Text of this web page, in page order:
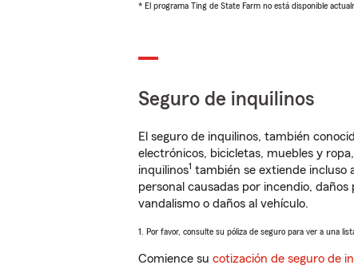
* El programa Ting de State Farm no está disponible
Seguro de inquilinos
El seguro de inquilinos, también
electrónicos, bicicletas, muebles y
inquilinos1 también se extiende incluso
personal causadas por incendio,
vandalismo o daños al vehículo.
1. Por favor, consulte su póliza de seguro para ver a una
Comience su cotización de seguro de